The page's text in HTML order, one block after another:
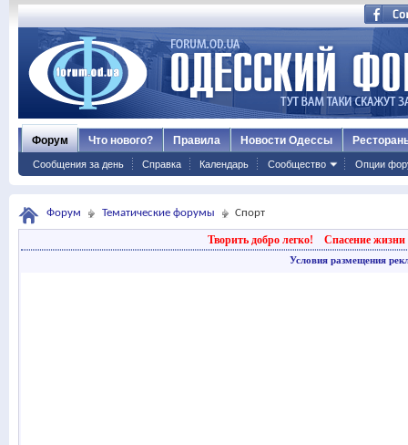
Форум
Сообщения за день Справка Календарь Сообщество Опции
Что нового? Правила Новости Одессы
Форум Тематические форумы Спорт
Творить добро легко! Спасение жизни
Условия размещения